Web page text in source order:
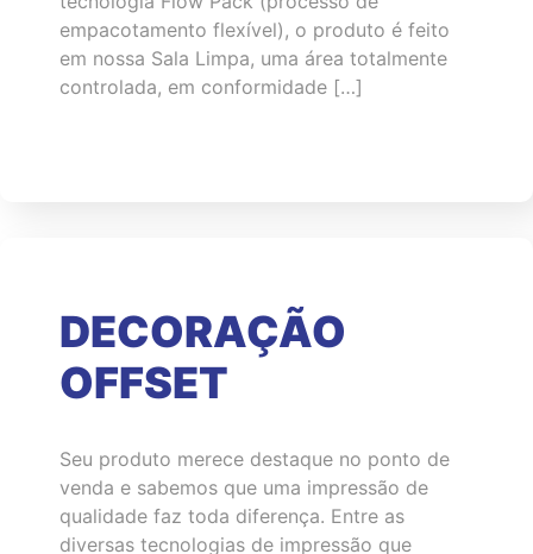
empacotamento flexível), o produto é feito
em nossa Sala Limpa, uma área totalmente
controlada, em conformidade […]
DECORAÇÃO
OFFSET
Seu produto merece destaque no ponto de
venda e sabemos que uma impressão de
qualidade faz toda diferença. Entre as
diversas tecnologias de impressão que